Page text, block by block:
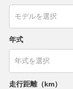
年式
走行距離（km）